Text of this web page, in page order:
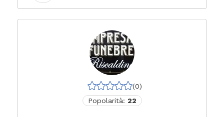
(0)
Popolarità: 22